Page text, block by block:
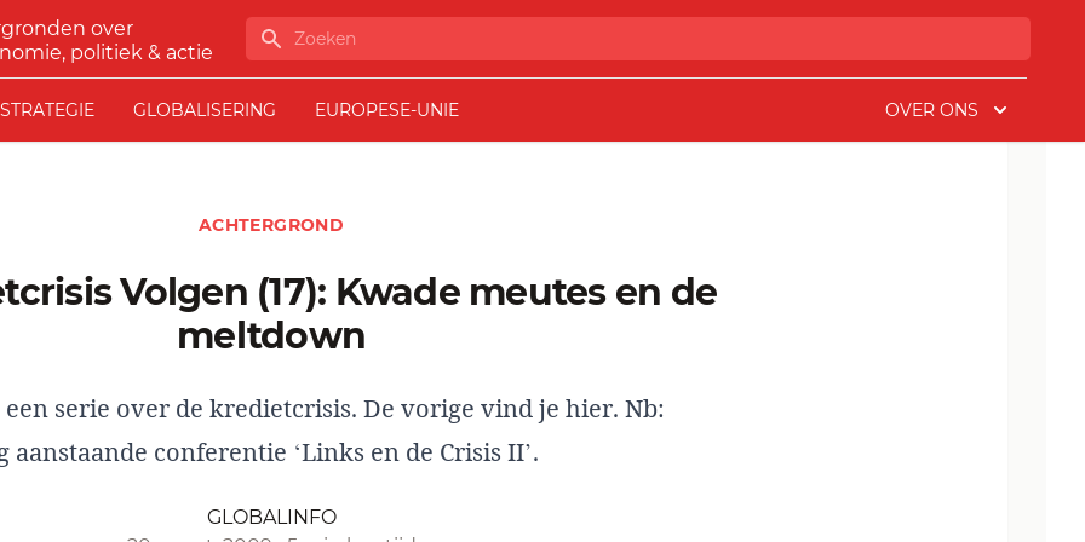
over
politiek & actie
Zoeken
STRATEGIE GLOBALISERING EUROPESE-UNIE OVER ONS
ACHTERGROND
meltdown
serie over de kredietcrisis. De vorige vind je hier. Nb:
aanstaande conferentie ‘Links en de Crisis II’.
GLOBALINFO